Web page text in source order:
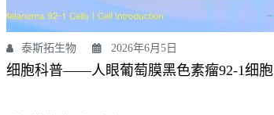
泰斯拓生物 2026年6月5日
细胞科普——人眼葡萄膜黑色素瘤92-1细胞